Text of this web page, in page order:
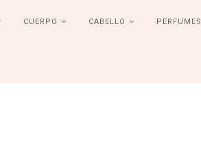
CUERPO CABELLO PERFUMES